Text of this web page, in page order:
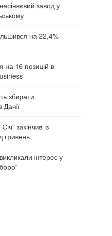
завод у
на 22,4% -
на 16 позицій в
збирати
Данії
закінчив із
гривень
інтерес у